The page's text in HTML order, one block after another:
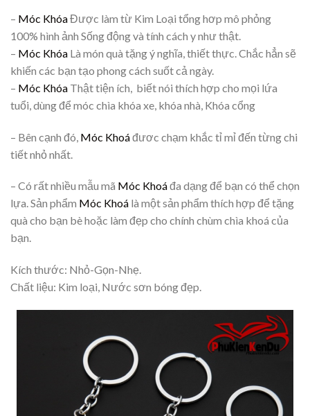
– Móc KhóaĐược làm từ Kim Loại tổng hơp mô phỏng
100% hình ảnh Sống động và tính cách y như thật.
– Móc Khóa Là món quà tặng ý nghĩa, thiết thực. Chắc hẳn sẽ
khiến các bạn tạo phong cách suốt cả ngày.
– Móc Khóa Thật tiện ích, biết nói thích hợp cho mọi lứa
tuổi, dùng để móc chìa khóa xe, khóa nhà, Khóa cổng
– Bên cạnh đó, Móc Khoáđươc chạm khắc tỉ mỉ đến từng chi
tiết nhỏ nhất.
– Có rất nhiều mẫu mã Móc Khoáđa dạng để bạn có thể chọn
lựa. Sản phẩm Móc Khoá là một sản phẩm thích hợp để tặng
quà cho bạn bè hoặc làm đẹp cho chính chùm chìa khoá của
bạn.
Kích thước: Nhỏ-Gọn-Nhẹ.
Chất liệu: Kim loại, Nước sơn bóng đẹp.